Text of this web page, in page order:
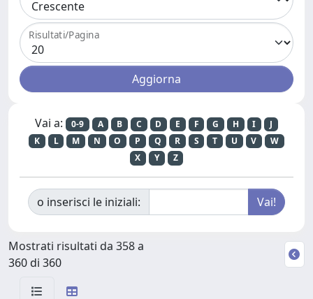
Risultati/Pagina
Vai a: 0-9 A B C D E F G H I
J
K
L M N O P Q R S T U V
W
X
Y Z
o inserisci le iniziali:
Mostrati risultati da 358 a
360 di 360